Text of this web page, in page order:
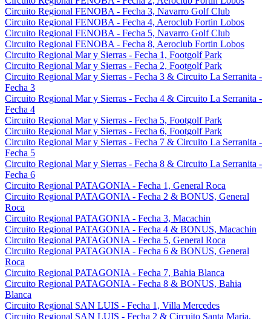
Circuito Regional FENOBA - Fecha 3, Navarro Golf Club
Circuito Regional FENOBA - Fecha 4, Aeroclub Fortin Lobos
Circuito Regional FENOBA - Fecha 5, Navarro Golf Club
Circuito Regional FENOBA - Fecha 8, Aeroclub Fortin Lobos
Circuito Regional Mar y Sierras - Fecha 1, Footgolf Park
Circuito Regional Mar y Sierras - Fecha 2, Footgolf Park
Circuito Regional Mar y Sierras - Fecha 3 & Circuito La Serranita -
Fecha 3
Circuito Regional Mar y Sierras - Fecha 4 & Circuito La Serranita -
Fecha 4
Circuito Regional Mar y Sierras - Fecha 5, Footgolf Park
Circuito Regional Mar y Sierras - Fecha 6, Footgolf Park
Circuito Regional Mar y Sierras - Fecha 7 & Circuito La Serranita -
Fecha 5
Circuito Regional Mar y Sierras - Fecha 8 & Circuito La Serranita -
Fecha 6
Circuito Regional PATAGONIA - Fecha 1, General Roca
Circuito Regional PATAGONIA - Fecha 2 & BONUS, General
Roca
Circuito Regional PATAGONIA - Fecha 3, Macachin
Circuito Regional PATAGONIA - Fecha 4 & BONUS, Macachin
Circuito Regional PATAGONIA - Fecha 5, General Roca
Circuito Regional PATAGONIA - Fecha 6 & BONUS, General
Roca
Circuito Regional PATAGONIA - Fecha 7, Bahia Blanca
Circuito Regional PATAGONIA - Fecha 8 & BONUS, Bahia
Blanca
Circuito Regional SAN LUIS - Fecha 1, Villa Mercedes
Circuito Regional SAN LUIS - Fecha 2 & Circuito Santa Maria,